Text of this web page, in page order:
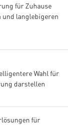
für Zuhause
langlebigeren
Wahl für
darstellen
für